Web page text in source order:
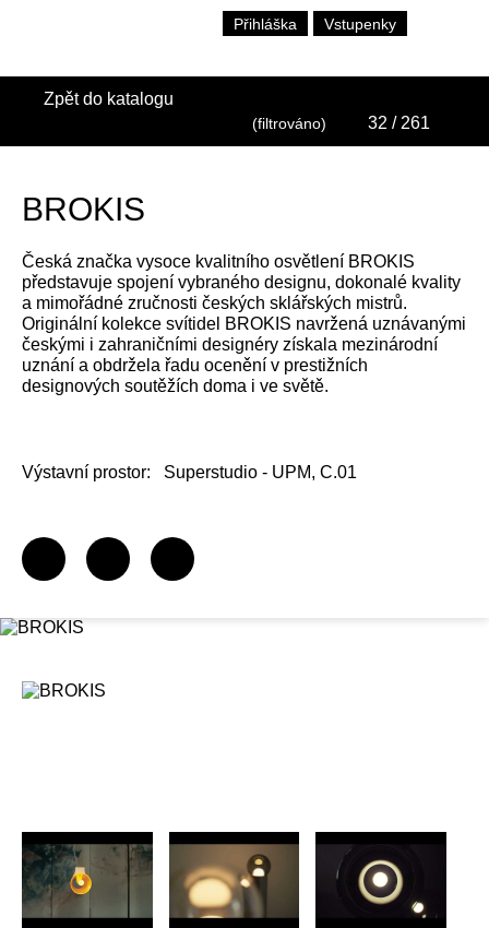
Přihláška Vstupenky
Zpět do katalogu
(filtrováno) 32 / 261
BROKIS
Česká značka vysoce kvalitního osvětlení BROKIS
představuje spojení vybraného designu, dokonalé kvality
a mimořádné zručnosti českých sklářských mistrů.
Originální kolekce svítidel BROKIS navržená uznávanými
českými i zahraničními designéry získala mezinárodní
uznání a obdržela řadu ocenění v prestižních
designových soutěžích doma i ve světě.
Výstavní prostor: Superstudio - UPM, C.01